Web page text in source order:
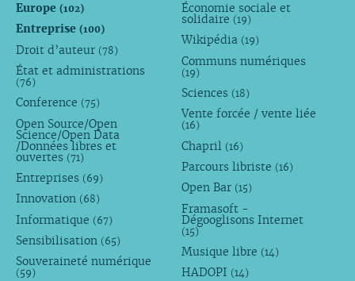
Europe (102)
Entreprise (100)
Droit d’auteur (78)
État et administrations
(76)
Conference (75)
Open Source/Open
Science/Open Data
/Données libres et
ouvertes (71)
Entreprises (69)
Innovation (68)
Informatique (67)
Sensibilisation (65)
Souveraineté numérique
(59)
Économie sociale et
solidaire (19)
Wikipédia (19)
Communs numériques
(19)
Sciences (18)
Vente forcée / vente liée
(16)
Chapril (16)
Parcours libriste (16)
Open Bar (15)
Framasoft -
Dégooglisons Internet
(15)
Musique libre (14)
HADOPI (14)